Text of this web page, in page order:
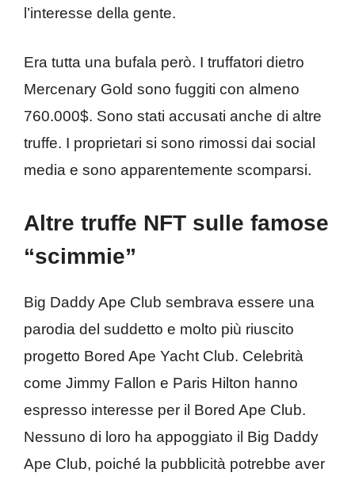
l’interesse della gente.
Era tutta una bufala però. I truffatori dietro
Mercenary Gold sono fuggiti con almeno
760.000$. Sono stati accusati anche di altre
truffe. I proprietari si sono rimossi dai social
media e sono apparentemente scomparsi.
Altre truffe NFT sulle famose
“scimmie”
Big Daddy Ape Club sembrava essere una
parodia del suddetto e molto più riuscito
progetto Bored Ape Yacht Club. Celebrità
come Jimmy Fallon e Paris Hilton hanno
espresso interesse per il Bored Ape Club.
Nessuno di loro ha appoggiato il Big Daddy
Ape Club, poiché la pubblicità potrebbe aver